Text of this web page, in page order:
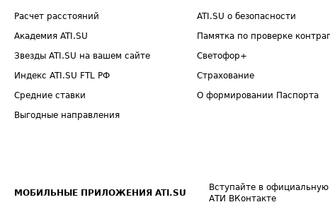
Расчет расстояний
Академия ATI.SU
Звезды ATI.SU на вашем сайте
Индекс ATI.SU FTL РФ
Средние ставки
Выгодные направления
ATI.SU о безопасности
Памятка по проверке
Светофор+
Страхование
О формировании Паспорта
МОБИЛЬНЫЕ ПРИЛОЖЕНИЯ ATI.SU
Вступайте в официальную
АТИ ВКонтакте